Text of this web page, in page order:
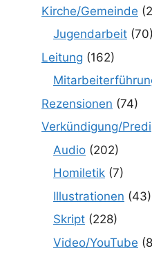
Kirche/Gemeinde
Jugendarbeit (70)
Leitung (162)
Rezensionen (74)
Verkündigung/
Audio (202)
Homiletik (7)
Illustrationen (43)
Skript (228)
Video/YouTube